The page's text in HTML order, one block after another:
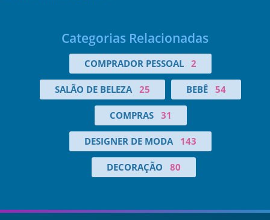
Categorias Relacionadas
COMPRADOR PESSOAL 2
SALÃO DE BELEZA 25 BEBÊ 54
COMPRAS 31
DESIGNER DE MODA 143
DECORAÇÃO 80